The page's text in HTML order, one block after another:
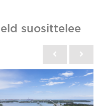
suosittelee